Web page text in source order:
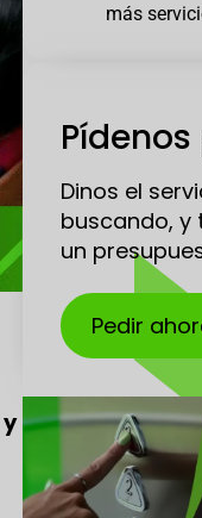
más
Dinos el
buscando, y
un
Pedir